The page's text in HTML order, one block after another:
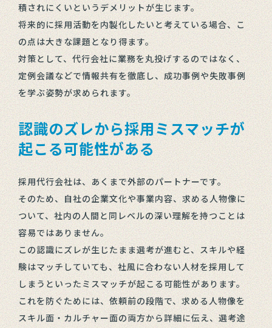
積されにくいというデメリットが生じます。
将来的に採用活動を内製化したいと考えている場合、こ
の点は大きな課題となり得ます。
対策として、代行会社に業務を丸投げするのではなく、
定例会議などで情報共有を徹底し、成功事例や失敗事例
を学ぶ姿勢が求められます。
認識のズレから採用ミスマッチが
起こる可能性がある
採用代行会社は、あくまで外部のパートナーです。
そのため、自社の企業文化や事業内容、求める人物像に
ついて、社内の人間と同レベルの深い理解を持つことは
容易ではありません。
この認識にズレが生じたまま選考が進むと、スキルや経
験はマッチしていても、社風に合わない人材を採用して
しまうといったミスマッチが起こる可能性があります。
これを防ぐためには、依頼前の段階で、求める人物像を
スキル面・カルチャー面の両方から詳細に伝え、選考途